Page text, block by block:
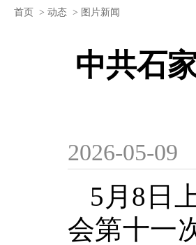
国务要闻 本区文件
首页 > 动态 > 图片新闻
中共石
2026-05-09
5月8日
会第十一